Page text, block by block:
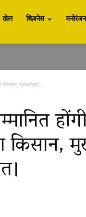
खेल बिज़नेस मनोरंजन
किसान, मुख्यमंत्री...
किसान,